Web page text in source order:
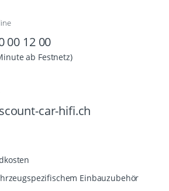
00 12 00
ab Festnetz)
car-hifi.ch
Einbauzubehör